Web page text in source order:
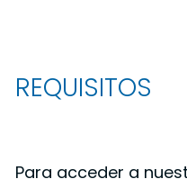
REQUISITOS
Para acceder a